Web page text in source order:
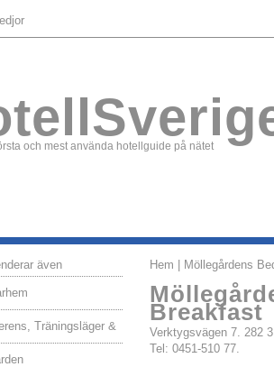
och mest använda hotellguide på nätet
även
Träningsläger &
Hem | Möllegårdens
Breakfast
Verktygsvägen 7. 282
Tel: 0451-510 77.